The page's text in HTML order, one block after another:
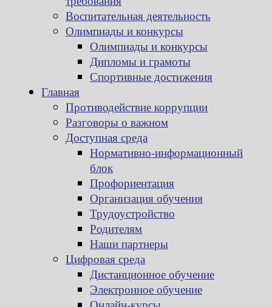
Воспитательная деятельность
Олимпиады и конкурсы
Олимпиады и конкурсы
Дипломы и грамоты
Спортивные достижения
Главная
Противодействие коррупции
Разговоры о важном
Доступная среда
Нормативно-информационный
блок
Профориентация
Организация обучения
Трудоустройство
Родителям
Наши партнеры
Цифровая среда
Дистанционное обучение
Электронное обучение